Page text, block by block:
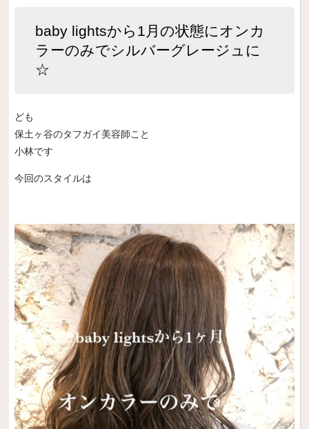
baby lightsから1月の状態にオンカ
ラーのみでシルバーグレージュに
☆
ども
保土ヶ谷のタフガイ美容師こと
小林です
今回のスタイルは